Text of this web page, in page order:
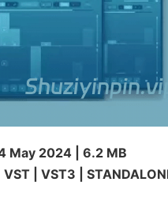
May 2024 | 6.2 MB
| VST3 |